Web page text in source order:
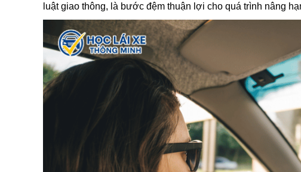
luật giao thông, là bước đệm thuận lợi cho quá trình nâng